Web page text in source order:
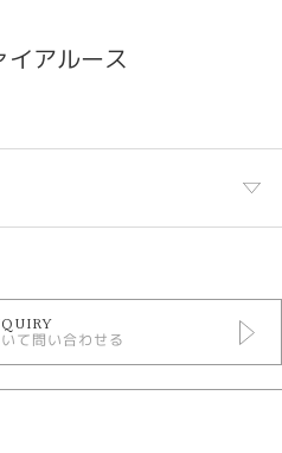
イアルース
て問い合わせる